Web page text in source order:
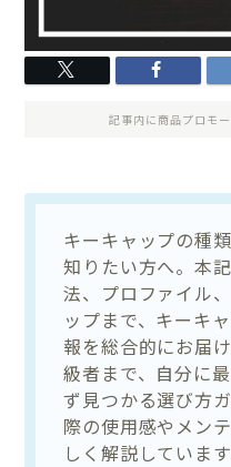
記事内に商品プロモ
キーキャップの種
知りたい方へ。本
法、プロファイル
ップまで、キーキ
報を総合的にお届
級者まで、自分に
ず見つかる選び方
際の使用感やメン
しく解説しています